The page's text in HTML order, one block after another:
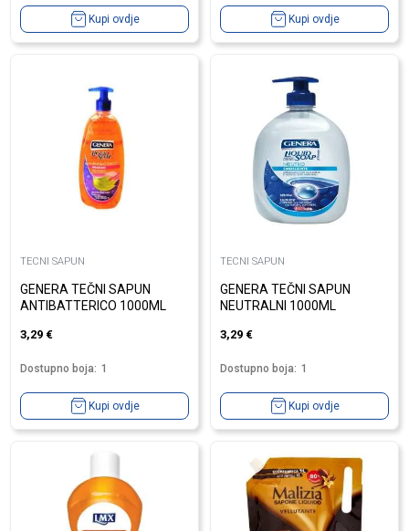
Kupi ovdje Kupi ovdje
TECNI SAPUN
GENERA TEČNI SAPUN
ANTIBATTERICO 1000ML
3,29 €
Dostupno boja: 1
Kupi ovdje
TECNI SAPUN
GENERA TEČNI SAPUN
NEUTRALNI 1000ML
3,29 €
Dostupno boja: 1
Kupi ovdje